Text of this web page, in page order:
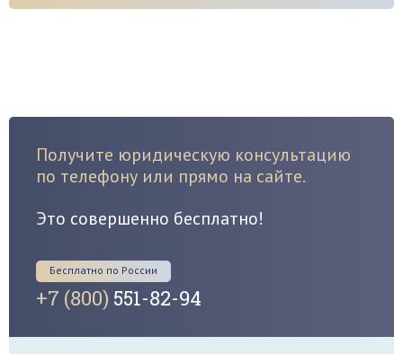
Получите юридическую консультацию
по телефону или прямо на сайте.
Это совершенно бесплатно!
Бесплатно по России
+7 (800) 551-82-94